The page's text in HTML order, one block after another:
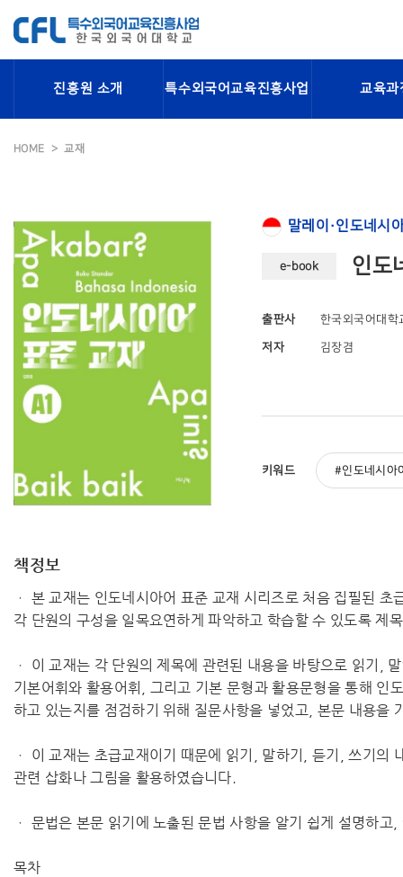
진흥원 소개 특수외국어교육진흥사업 교육과
HOME 교재
말레이·인도네시
e-book 인도
출판사 한국외국어대학
저자 김장겸
키워드 인도네시아
책정보
ㆍ 본 교재는 인도네시아어 표준 교재 시리즈로 처음 집필된
각 단원의 구성을 일목요연하게 파악하고 학습할 수 있도록 제
ㆍ 이 교재는 각 단원의 제목에 관련된 내용을 바탕으로 읽기,
기본어휘와 활용어휘, 그리고 기본 문형과 활용문형을 통해 인
하고 있는지를 점검하기 위해 질문사항을 넣었고, 본문 내용을
ㆍ 이 교재는 초급교재이기 때문에 읽기, 말하기, 듣기, 쓰기
관련 삽화나 그림을 활용하였습니다.
ㆍ 문법은 본문 읽기에 노출된 문법 사항을 알기 쉽게 설명하
목차